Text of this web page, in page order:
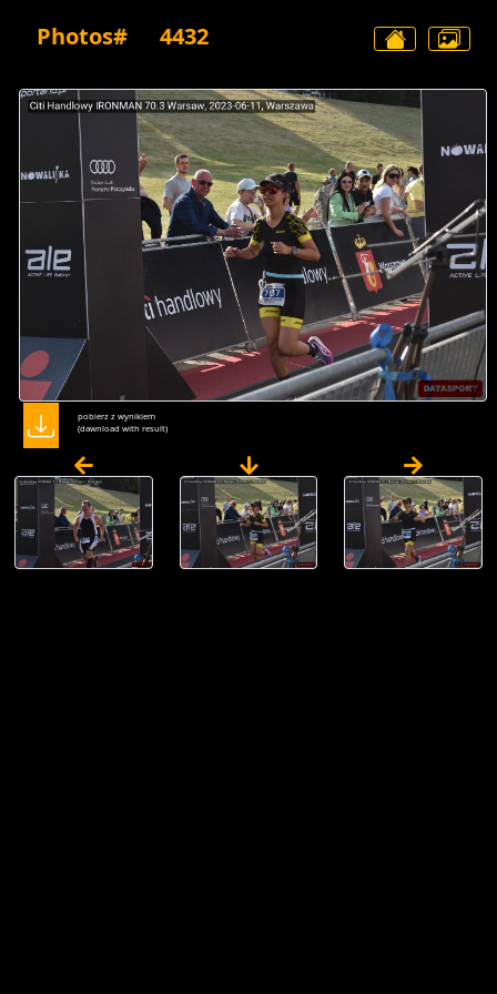
Photos# 4432
pobierz z wynikiem
(dawnload with result)